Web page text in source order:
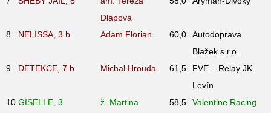
Dlapová
8 NELISSA, 3 b Adam Florian 60,0
Autodoprava
Blažek s.r.o.
9
DETEKCE, 7 b Michal Hrouda 61,5
FVE – Relay JK
Levín
10 GISELLE, 3
ž. Martina
58,5 Valentine Racing